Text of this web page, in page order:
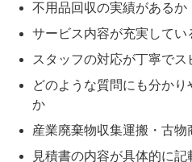
不用品回収の実績があるか
サービス内容が充実してい
スタッフの対応が丁寧でス
どのような質問にも分か
か
産業廃棄物収集運搬・古
見積書の内容が具体的に